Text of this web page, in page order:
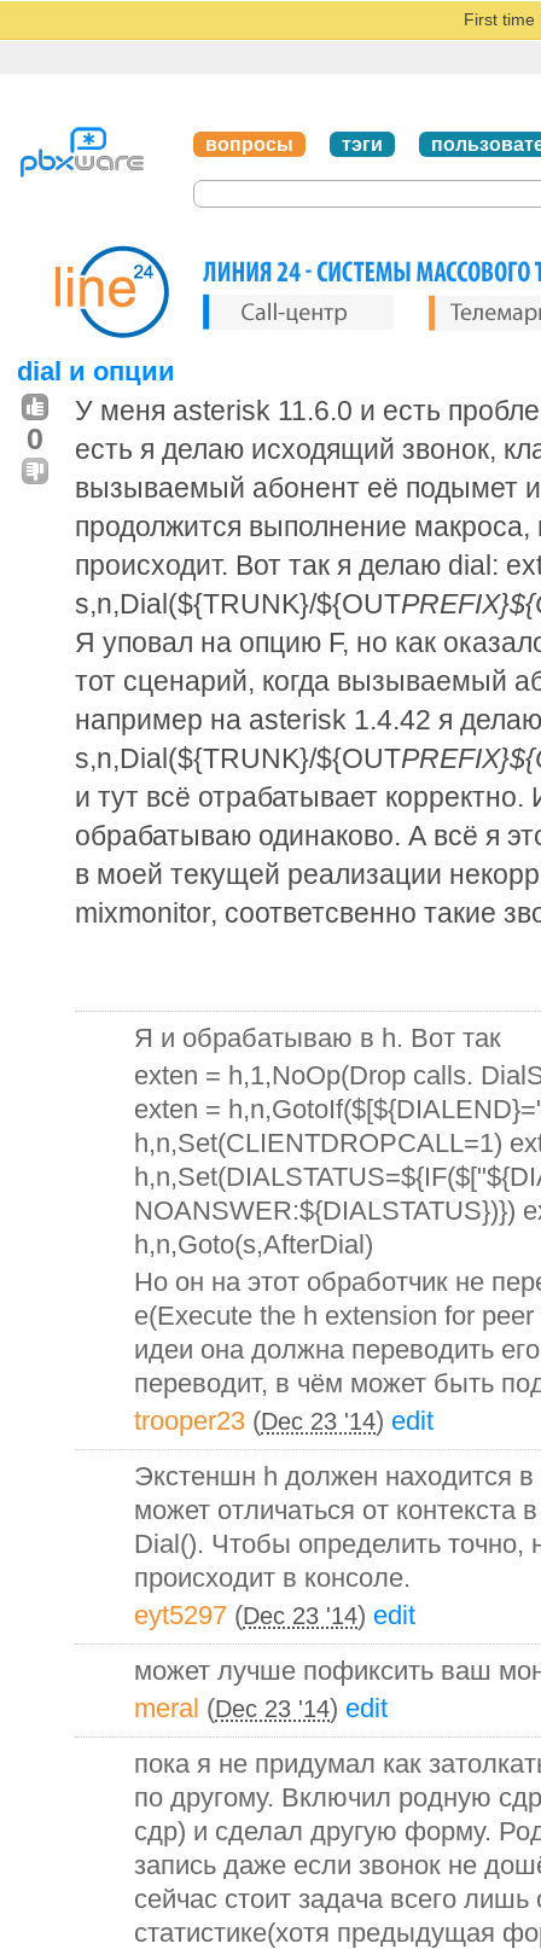
First time
вопросы тэги
dial и опции
0
У меня asterisk 11.6.0 и есть
есть я делаю исходящий звонок,
вызываемый абонент её подымет
продолжится выполнение макроса,
происходит. Вот так я делаю dial:
s,n,Dial(${TRUNK}/${OUT
Я уповал на опцию F, но как
тот сценарий, когда вызываемый
например на asterisk 1.4.42 я
s,n,Dial(${TRUNK}/${OUT
и тут всё отрабатывает
обрабатываю одинаково. А всё я
в моей текущей реализации
mixmonitor, соответсвенно такие
Я и обрабатываю в h. Вот так
exten = h,1,NoOp(Drop calls.
exten =
h,n,Set(CLIENTDROPCALL=1)
NOANSWER:${DIALSTATUS})})
h,n,Goto(s,AfterDial)
Но он на этот обработчик не
e(Execute the h extension for
идеи она должна переводить
переводит, в чём может быть
trooper23 (Dec 23 '14) edit
Экстеншн h должен находится в
может отличаться от контекста
Dial(). Чтобы определить точно,
происходит в консоле.
eyt5297 (Dec 23 '14) edit
может лучше пофиксить ваш
meral (Dec 23 '14) edit
пока я не придумал как
по другому. Включил родную
сдр) и сделал другую форму.
запись даже если звонок не
сейчас стоит задача всего
статистике(хотя предыдущая